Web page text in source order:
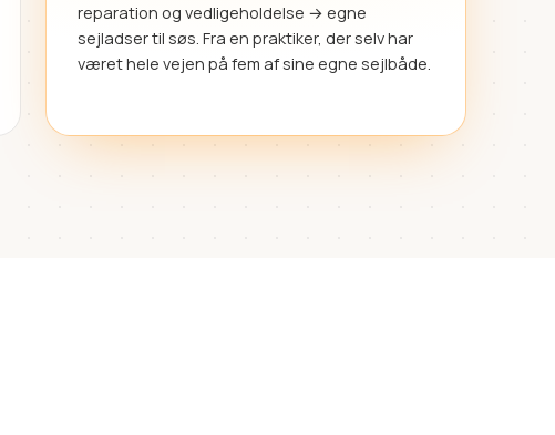
reparation og vedligeholdelse → egne
sejladser til søs. Fra en praktiker, der selv har
været hele vejen på fem af sine egne sejlbåde.